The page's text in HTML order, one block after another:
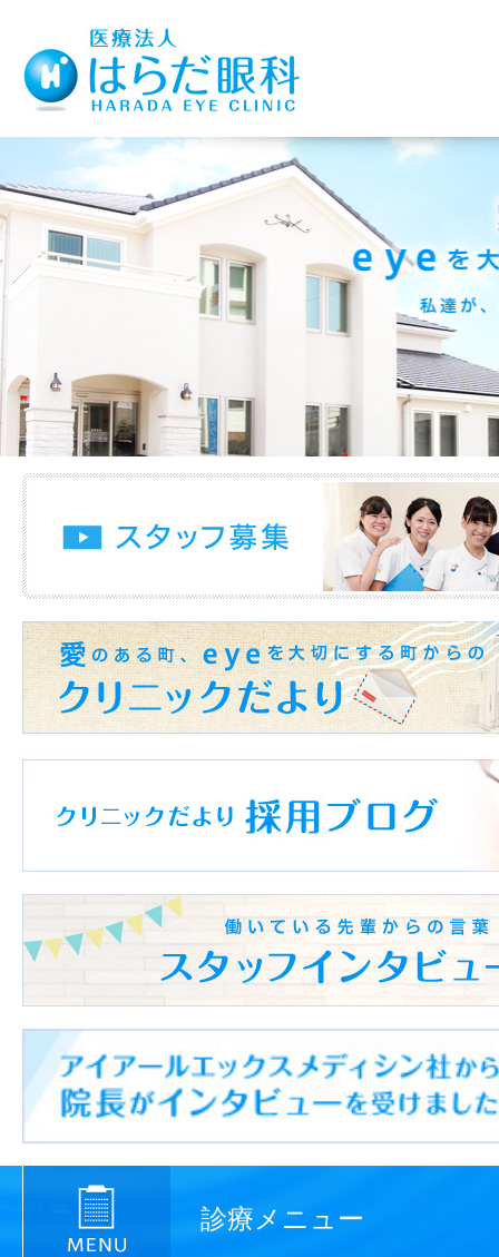
診療メニュー